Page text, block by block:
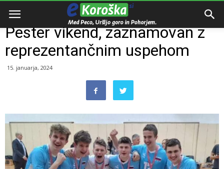
Domov
Pester vikend, zaznamovan z
reprezentančnim uspehom
15. januarja, 2024